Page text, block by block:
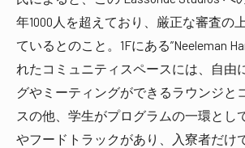
年1000人を超えており、厳正な審査の
ているとのこと。1Fにある”Neeleman
れたコミュニティスペースには、自由
グやミーティングができるラウンジと
スの他、学生がプログラムの一環とし
やフードトラックがあり、入寮者だけ